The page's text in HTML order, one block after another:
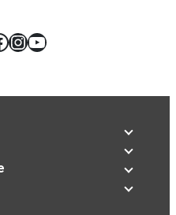
Instagram
YouTube